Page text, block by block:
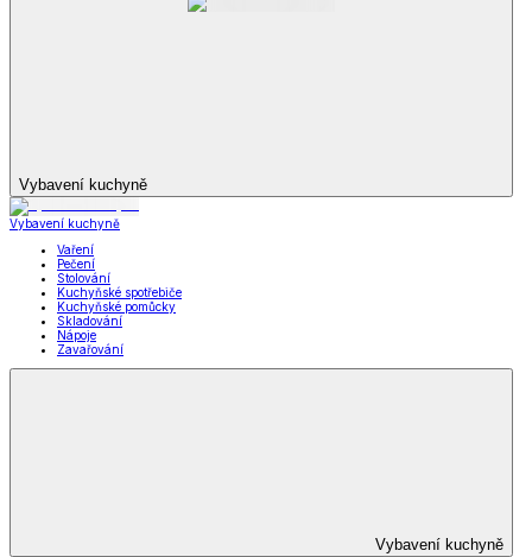
Vybavení kuchyně
Vybavení kuchyně
Vaření
Pečení
Stolování
Kuchyňské spotřebiče
Kuchyňské pomůcky
Skladování
Nápoje
Zavařování
Vybavení kuchyně